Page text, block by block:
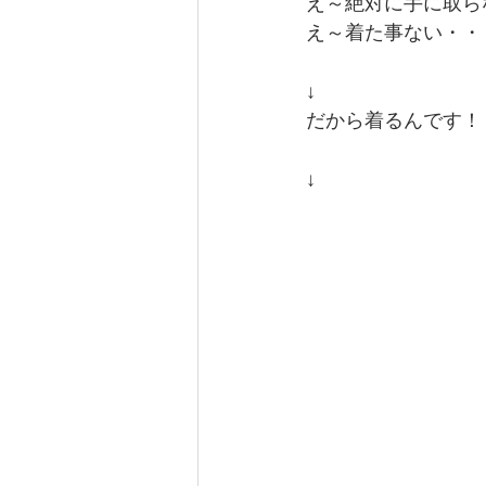
え～着た事ない・・
↓
だから着るんです！
↓